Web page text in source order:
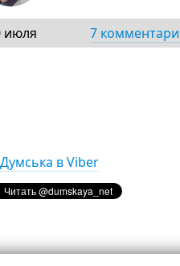
июля 7
Думська в Viber